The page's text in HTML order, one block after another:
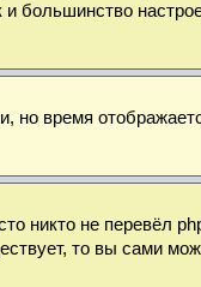
большинство
но время
никто не перевёл
то вы сами